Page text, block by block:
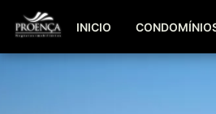
INICIO